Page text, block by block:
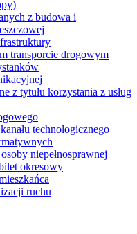
z budowa i
transporcie drogowym
z tytułu korzystania z usług
technologicznego
niepełnosprawnej
okresowy
ruchu